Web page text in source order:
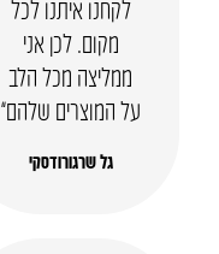
לקחנו איתנו לכל
מקום. לכן אני
ממליצה מכל הלב
על המוצרים שלהם”
גל שרגורודסקי